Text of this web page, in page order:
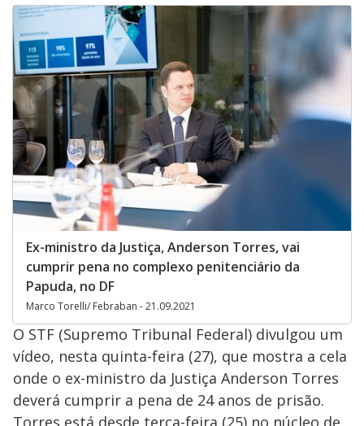
Ex-ministro da Justiça, Anderson Torres, vai
cumprir pena no complexo penitenciário da
Papuda, no DF
Marco Torelli/ Febraban - 21.09.2021
O STF (Supremo Tribunal Federal) divulgou um
vídeo, nesta quinta-feira (27), que mostra a cela
onde o ex-ministro da Justiça Anderson Torres
deverá cumprir a pena de 24 anos de prisão.
Torres está desde terça-feira (25) no núcleo de